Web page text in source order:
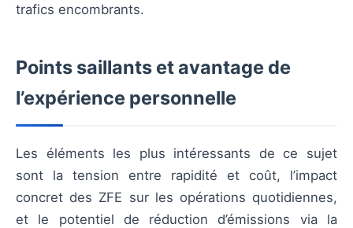
trafics encombrants.
Points saillants et avantage de
l’expérience personnelle
Les éléments les plus intéressants de ce sujet
sont la tension entre rapidité et coût, l’impact
concret des ZFE sur les opérations quotidiennes,
et le potentiel de réduction d’émissions via la